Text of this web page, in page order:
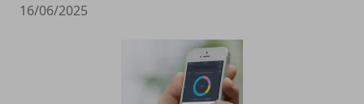
16/06/2025